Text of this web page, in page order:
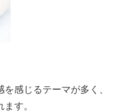
感じるテーマが多く、
す。